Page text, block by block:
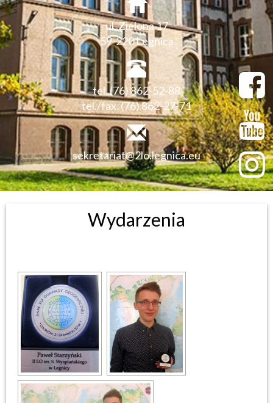
ul. Zielona 17
59-220 Legnica
tel. (76) 862-52-88
tel./fax. (76) 862-27-71
sekretariat@2lo.legnica.eu
Wydarzenia